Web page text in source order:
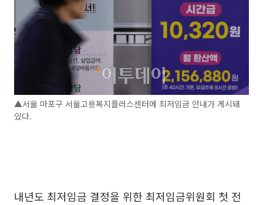
▲서울 마포구 서울고용복지플러스센터에 최저임금 안내가 게시돼
있다.
내년도 최저임금 결정을 위한 최저임금위원회 첫 전